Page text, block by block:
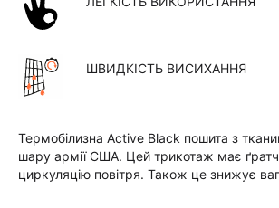
ШВИДКІСТЬ ВИСИХАННЯ
Термобілизна Active Black пошита з
шару армії США. Цей трикотаж має
циркуляцію повітря. Також це знижує